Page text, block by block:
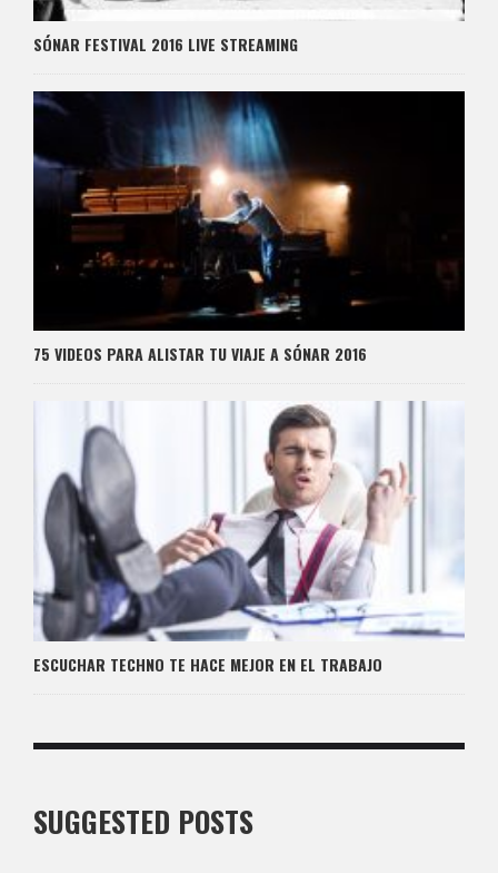
SÓNAR FESTIVAL 2016 LIVE STREAMING
75 VIDEOS PARA ALISTAR TU VIAJE A SÓNAR 2016
ESCUCHAR TECHNO TE HACE MEJOR EN EL TRABAJO
SUGGESTED POSTS